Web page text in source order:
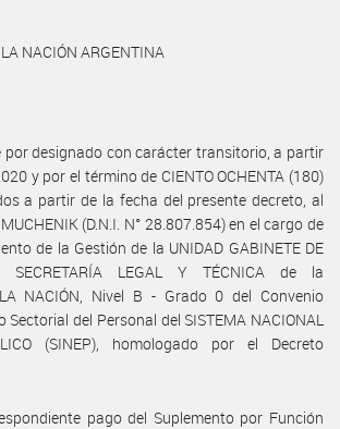
NACIÓN ARGENTINA
por designado con carácter transitorio, a partir
y por el término de CIENTO OCHENTA (180)
a partir de la fecha del presente decreto, al
(D.N.I. N° 28.807.854) en el cargo de
de la Gestión de la UNIDAD GABINETE DE
SECRETARÍA LEGAL Y TÉCNICA de la
LA NACIÓN, Nivel B - Grado 0 del Convenio
Sectorial del Personal del SISTEMA NACIONAL
(SINEP), homologado por el Decreto
pago del Suplemento por Función